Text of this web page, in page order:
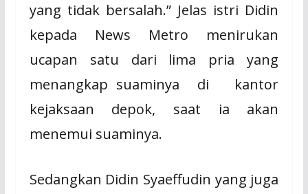
yang tidak bersalah.” Jelas istri Didin
kepada News Metro menirukan
ucapan satu dari lima pria yang
menangkap suaminya
di kantor
kejaksaan depok, saat ia akan
menemui suaminya.
Sedangkan Didin Syaeffudin yang juga